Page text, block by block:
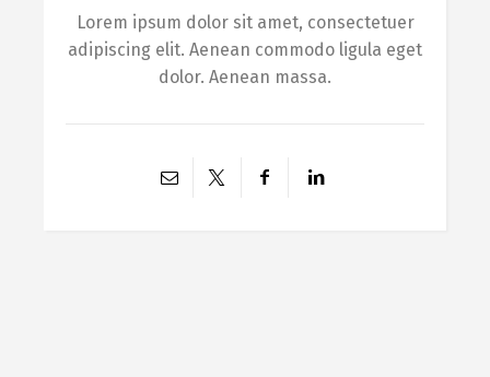
Lorem ipsum dolor sit amet, consectetuer
adipiscing elit. Aenean commodo ligula eget
dolor. Aenean massa.